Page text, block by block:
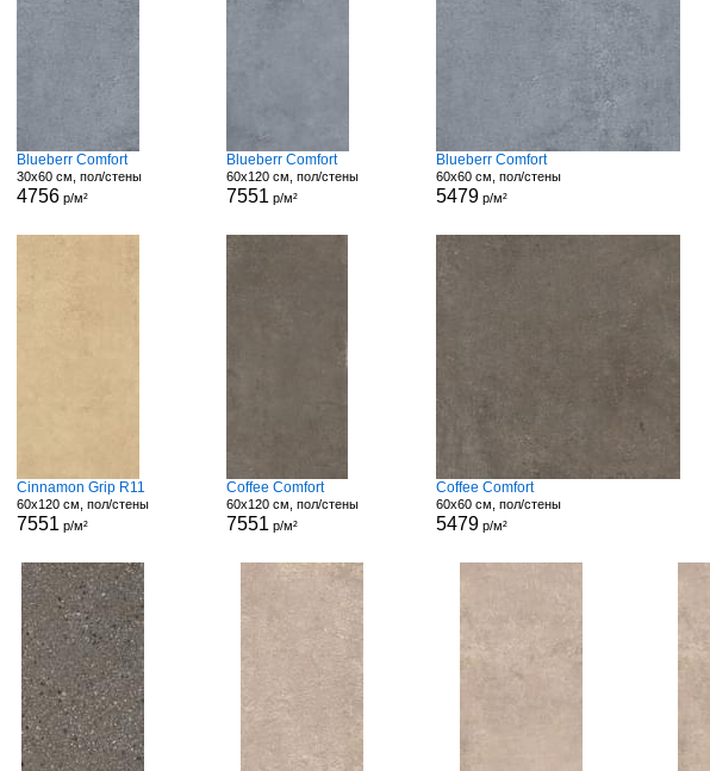
Blueberr Comfort
30x60 см, пол/стены
4756 р/м²
Blueberr Comfort
60x120 см, пол/стены
7551 р/м²
Blueberr Comfort
60x60 см, пол/стены
5479 р/м²
Cinnamon Grip R11
60x120 см, пол/стены
7551 р/м²
Coffee Comfort
60x120 см, пол/стены
7551 р/м²
Coffee Comfort
60x60 см, пол/стены
5479 р/м²